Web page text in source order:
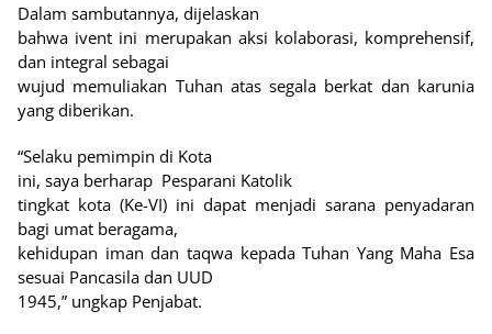
Dalam sambutannya, dijelaskan
bahwa ivent ini merupakan aksi kolaborasi, komprehensif,
dan integral sebagai
wujud memuliakan Tuhan atas segala berkat dan karunia
yang diberikan.
“Selaku pemimpin di Kota
ini, saya berharap Pesparani Katolik
tingkat kota (Ke-VI) ini dapat menjadi sarana penyadaran
bagi umat beragama,
kehidupan iman dan taqwa kepada Tuhan Yang Maha Esa
sesuai Pancasila dan UUD
1945,” ungkap Penjabat.